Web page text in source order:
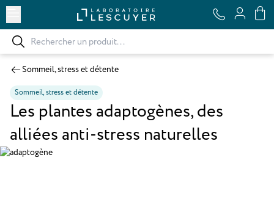
Sommeil, stress et détente
Sommeil, stress et détente
Les plantes adaptogènes, des
alliées anti-stress naturelles